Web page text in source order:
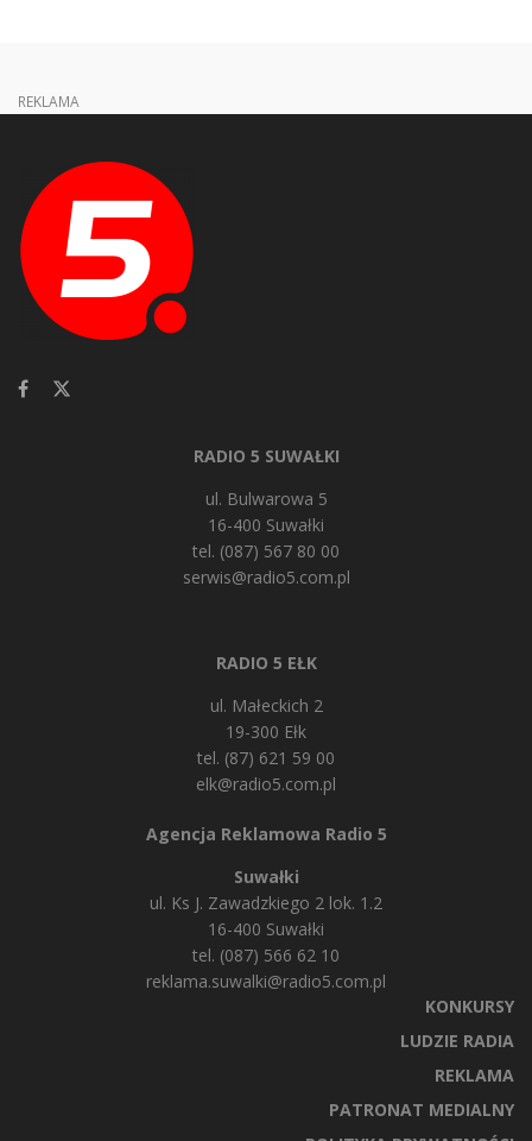
REKLAMA
RADIO 5 SUWAŁKI
ul. Bulwarowa 5
16-400 Suwałki
tel. (087) 567 80 00
serwis@radio5.com.pl
RADIO 5 EŁK
ul. Małeckich 2
19-300 Ełk
tel. (87) 621 59 00
elk@radio5.com.pl
Agencja Reklamowa Radio 5
Suwałki
ul. Ks J. Zawadzkiego 2 lok. 1.2
16-400 Suwałki
tel. (087) 566 62 10
reklama.suwalki@radio5.com.pl
KONKURSY
LUDZIE RADIA
REKLAMA
PATRONAT MEDIALNY